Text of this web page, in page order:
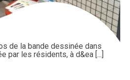
de la bande dessinée dans
par les résidents, à d&ea [...]